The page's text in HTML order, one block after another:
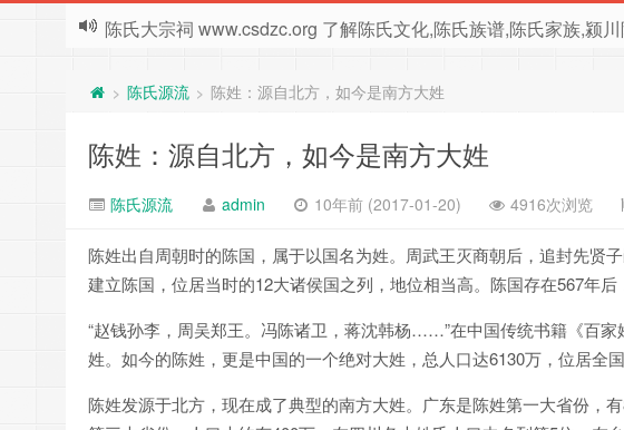
陈氏大宗祠 www.csdzc.org 了解陈氏文化,陈氏族谱,陈氏家族,颍
> 陈氏源流 > 陈姓：源自北方，如今是南方大姓
陈姓：源自北方，如今是南方大姓
陈氏源流 admin 10年前 (2017-01-20) 4916次浏览
陈姓出自周朝时的陈国，属于以国名为姓。周武王灭商朝后，追封先贤
建立陈国，位居当时的12大诸侯国之列，地位相当高。陈国存在567年后
“赵钱孙李，周吴郑王。冯陈诸卫，蒋沈韩杨……”在中国传统书籍《百
姓。如今的陈姓，更是中国的一个绝对大姓，总人口达6130万，位居全国
陈姓发源于北方，现在成了典型的南方大姓。广东是陈姓第一大省份，